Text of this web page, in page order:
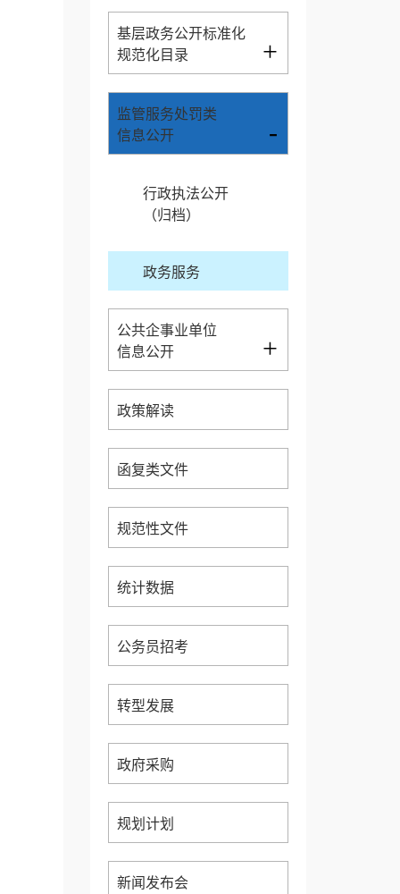
基层政务公开标准化
规范化目录
+
监管服务处罚类
信息公开
-
行政执法公开
（归档）
政务服务
公共企事业单位
信息公开
+
政策解读
函复类文件
规范性文件
统计数据
公务员招考
转型发展
政府采购
规划计划
新闻发布会